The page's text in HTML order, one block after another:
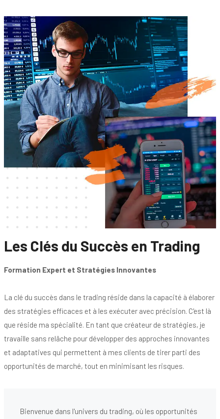
Les Clés du Succès en Trading
Formation Expert et Stratégies Innovantes
La clé du succès dans le trading réside dans la capacité à élaborer
des stratégies efficaces et à les exécuter avec précision. C'est là
que réside ma spécialité. En tant que créateur de stratégies, je
travaille sans relâche pour développer des approches innovantes
et adaptatives qui permettent à mes clients de tirer parti des
opportunités de marché, tout en minimisant les risques.
Bienvenue dans l'univers du trading, où les opportunités